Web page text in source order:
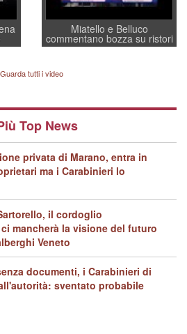
Miatello e Belluco
commentano bozza su ristori
BPVi e Veneto Banca
Guarda tutti i video
Top News
privata di Marano, entra in
ma i Carabinieri lo
il cordoglio
mancherà la visione del futuro
Veneto
documenti, i Carabinieri di
sventato probabile